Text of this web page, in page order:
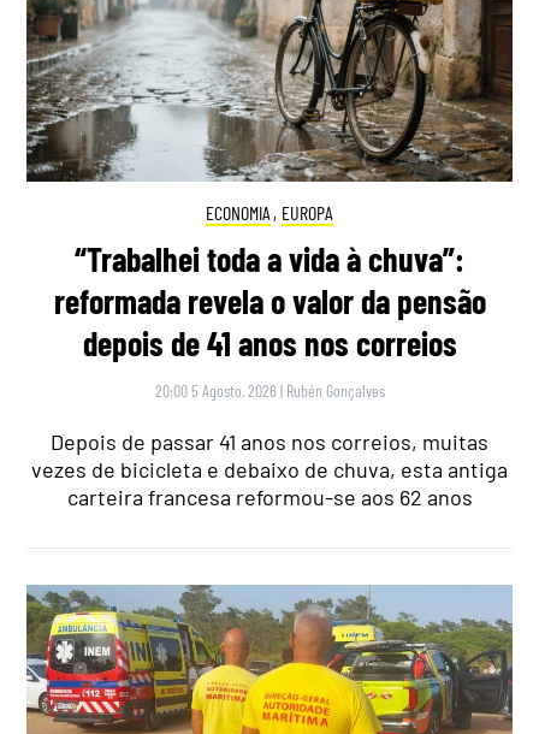
ECONOMIA , EUROPA
“Trabalhei toda a vida à chuva”:
reformada revela o valor da pensão
depois de 41 anos nos correios
20:00 5 Agosto, 2026 | Rubén Gonçalves
Depois de passar 41 anos nos correios, muitas
vezes de bicicleta e debaixo de chuva, esta antiga
carteira francesa reformou-se aos 62 anos